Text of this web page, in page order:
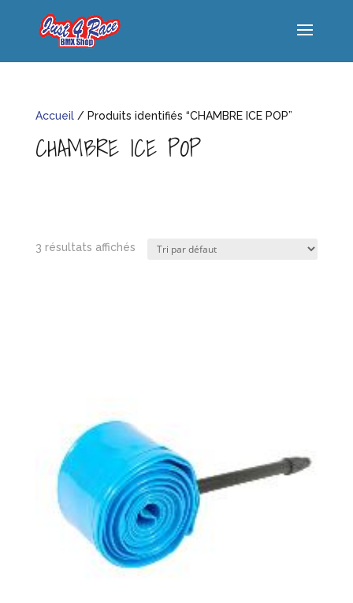
Accueil/ Produits identifiés “CHAMBRE ICE POP”
CHAMBRE ICE POP
3 résultats affichés